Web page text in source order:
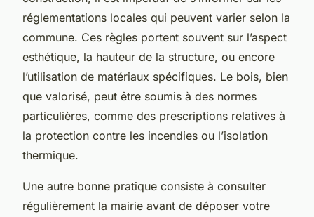
réglementations locales qui peuvent varier selon la
commune. Ces règles portent souvent sur l’aspect
esthétique, la hauteur de la structure, ou encore
l’utilisation de matériaux spécifiques. Le bois, bien
que valorisé, peut être soumis à des normes
particulières, comme des prescriptions relatives à
la protection contre les incendies ou l’isolation
thermique.
Une autre bonne pratique consiste à consulter
régulièrement la mairie avant de déposer votre